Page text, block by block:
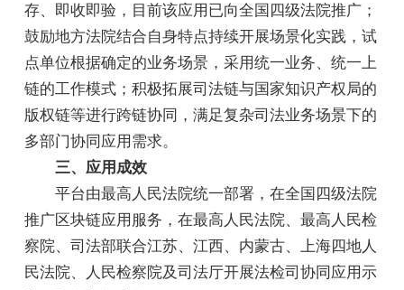
存、即收即验，目前该应用已向全国四级法院推广；
鼓励地方法院结合自身特点持续开展场景化实践，试
点单位根据确定的业务场景，采用统一业务、统一上
链的工作模式；积极拓展司法链与国家知识产权局的
版权链等进行跨链协同，满足复杂司法业务场景下的
多部门协同应用需求。
三、应用成效
平台由最高人民法院统一部署，在全国四级法院
推广区块链应用服务，在最高人民法院、最高人民检
察院、司法部联合江苏、江西、内蒙古、上海四地人
民法院、人民检察院及司法厅开展法检司协同应用示